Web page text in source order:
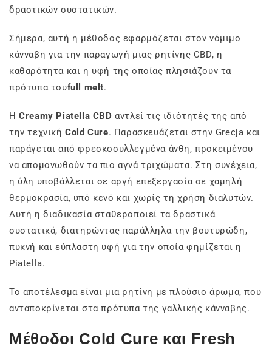
δραστικών συστατικών.
Σήμερα, αυτή η μέθοδος εφαρμόζεται στον νόμιμο
κάνναβη για την παραγωγή μιας ρητίνης CBD, η
καθαρότητα και η υφή της οποίας πλησιάζουν τα
πρότυπα τουfull melt.
ΗCreamy Piatella CBD αντλεί τις ιδιότητές της από
την τεχνικήCold Cure. Παρασκευάζεται στην Grecja και
παράγεται από φρεσκοσυλλεγμένα άνθη, προκειμένου
να απομονωθούν τα πιο αγνά τριχώματα. Στη συνέχεια,
η ύλη υποβάλλεται σε αργή επεξεργασία σε χαμηλή
θερμοκρασία, υπό κενό και χωρίς τη χρήση διαλυτών.
Αυτή η διαδικασία σταθεροποιεί τα δραστικά
συστατικά, διατηρώντας παράλληλα την βουτυρώδη,
πυκνή και εύπλαστη υφή για την οποία φημίζεται η
Piatella.
Το αποτέλεσμα είναι μια ρητίνη με πλούσιο άρωμα, που
ανταποκρίνεται στα πρότυπα της γαλλικής κάνναβης.
Μέθοδοι Cold Cure και Fresh